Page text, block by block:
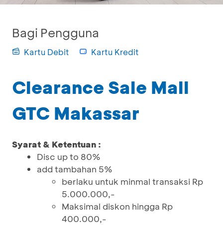
Bagi Pengguna
Kartu Debit Kartu Kredit
Clearance Sale Mall
GTC Makassar
Syarat & Ketentuan :
Disc up to 80%
add tambahan 5%
berlaku untuk minmal transaksi Rp
5.000.000,-
Maksimal diskon hingga Rp
400.000,-